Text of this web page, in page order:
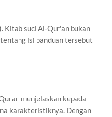
Kitab suci Al-Qur'an bukan
isi panduan tersebut
menjelaskan kepada
karakteristiknya. Dengan